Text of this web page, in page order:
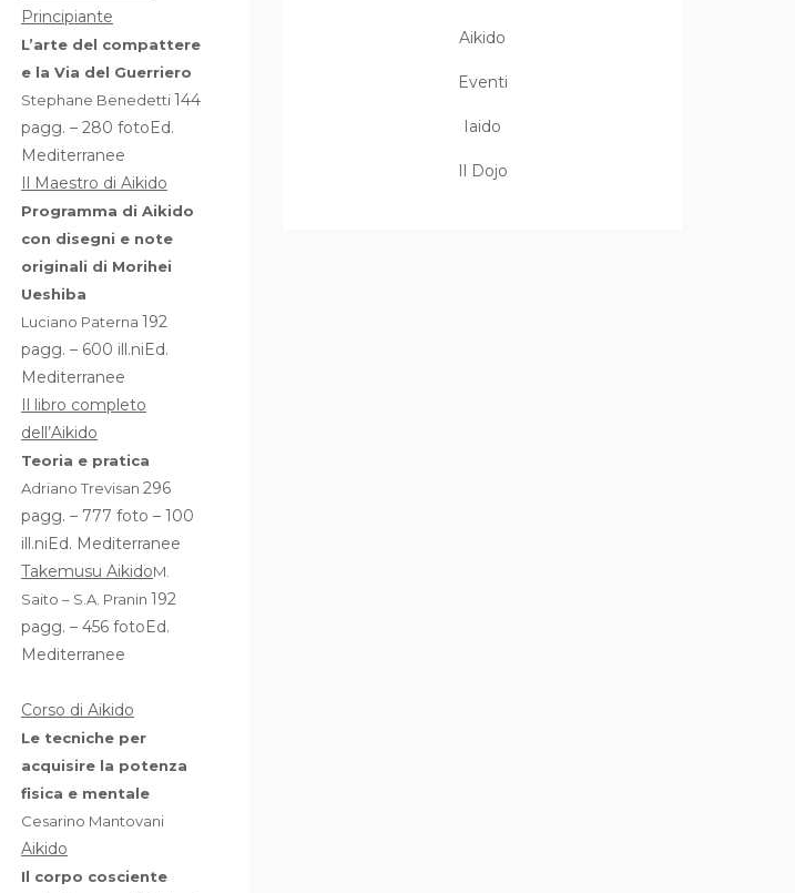
Principiante
L’arte del compattere
e la Via del Guerriero
Stephane Benedetti144
pagg. – 280 fotoEd.
Mediterranee
Il Maestro di Aikido
Programma di Aikido
con disegni e note
originali di Morihei
Ueshiba
Luciano Paterna 192
pagg. – 600 ill.niEd.
Mediterranee
Il libro completo
dell’Aikido
Teoria e pratica
Adriano Trevisan 296
pagg. – 777 foto – 100
ill.niEd. Mediterranee
Takemusu AikidoM.
Saito – S.A. Pranin 192
pagg. – 456 fotoEd.
Mediterranee
Corso di Aikido
Le tecniche per
acquisire la potenza
fisica e mentale
Cesarino Mantovani
Aikido
Il corpo cosciente
Aikido
Eventi
Iaido
Il Dojo